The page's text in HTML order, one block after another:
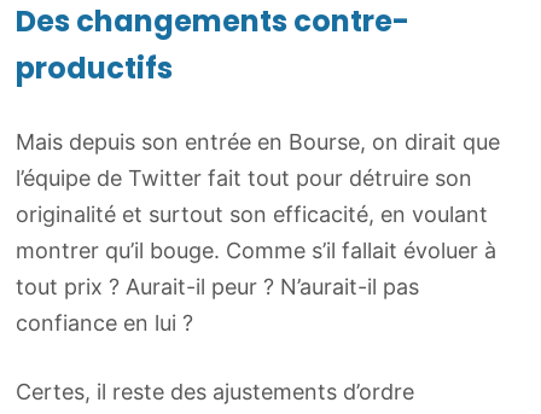
Des changements contre-
productifs
Mais depuis son entrée en Bourse, on dirait que
l’équipe de Twitter fait tout pour détruire son
originalité et surtout son efficacité, en voulant
montrer qu’il bouge. Comme s’il fallait évoluer à
tout prix ? Aurait-il peur ? N’aurait-il pas
confiance en lui ?
Certes, il reste des ajustements d’ordre